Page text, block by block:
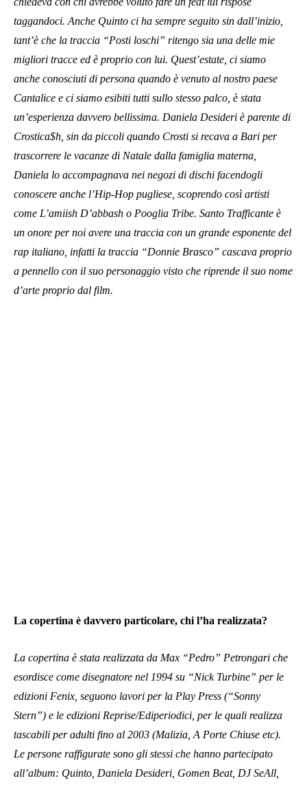
taggandoci. Anche Quinto ci ha sempre seguito sin dall’inizio,
tant’è che la traccia “Posti loschi” ritengo sia una delle mie
migliori tracce ed è proprio con lui. Quest’estate, ci siamo
anche conosciuti di persona quando è venuto al nostro paese
Cantalice e ci siamo esibiti tutti sullo stesso palco, è stata
un’esperienza davvero bellissima. Daniela Desideri è parente di
Crostica$h, sin da piccoli quando Crosti si recava a Bari per
trascorrere le vacanze di Natale dalla famiglia materna,
Daniela lo accompagnava nei negozi di dischi facendogli
conoscere anche l’Hip-Hop pugliese, scoprendo così artisti
come L’amiish D’abbash o Pooglia Tribe. Santo Trafficante è
un onore per noi avere una traccia con un grande esponente del
rap italiano, infatti la traccia “Donnie Brasco” cascava proprio
a pennello con il suo personaggio visto che riprende il suo nome
d’arte proprio dal film.
La copertina è davvero particolare, chi l’ha realizzata?
La copertina è stata realizzata da Max “Pedro” Petrongari che
esordisce come disegnatore nel 1994 su “Nick Turbine” per le
edizioni Fenix, seguono lavori per la Play Press (“Sonny
Stern”) e le edizioni Reprise/Ediperiodici, per le quali realizza
tascabili per adulti fino al 2003 (Malizia, A Porte Chiuse etc).
Le persone raffigurate sono gli stessi che hanno partecipato
all’album: Quinto, Daniela Desideri, Gomen Beat, DJ SeAll,